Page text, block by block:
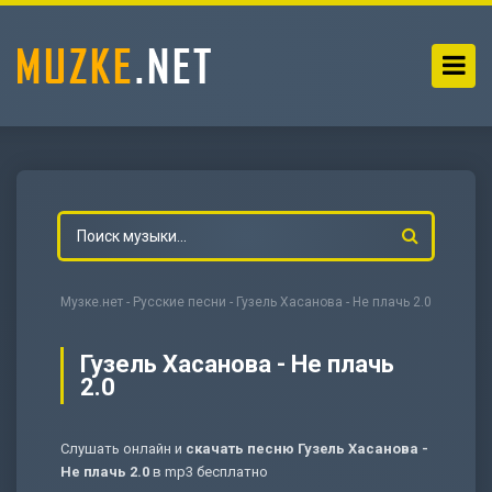
Музке.нет - Русские песни - Гузель Хасанова - Не плачь 2.0
Гузель Хасанова - Не плачь
2.0
Слушать онлайн и скачать песню Гузель Хасанова -
Не плачь 2.0 в mp3 бесплатно